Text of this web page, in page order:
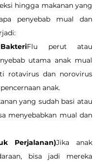
hingga makanan yang
penyebab mual dan
Flu perut atau
utama anak mual
rotavirus dan norovirus
anak.
yang sudah basi atau
menyebabkan mual dan
Perjalanan)Jika anak
bisa jadi mereka